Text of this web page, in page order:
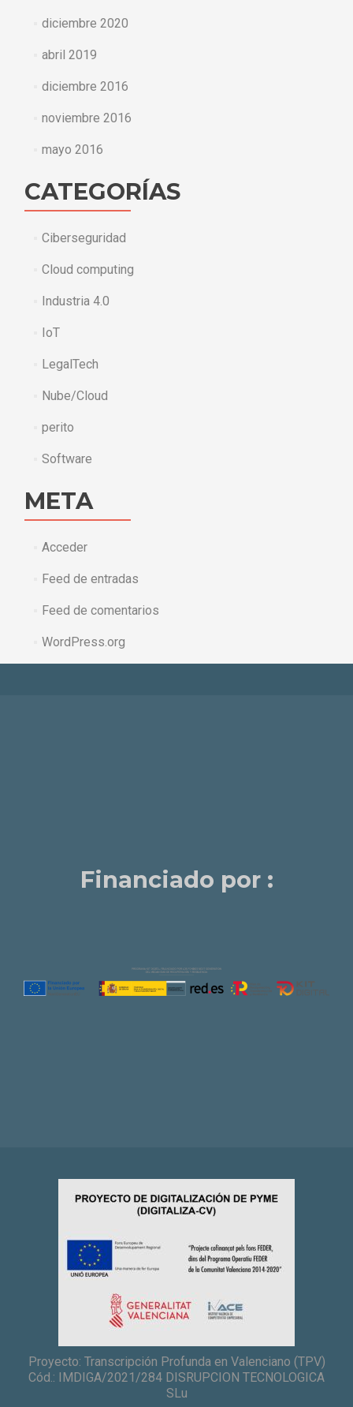
diciembre 2020
abril 2019
diciembre 2016
noviembre 2016
mayo 2016
CATEGORÍAS
Ciberseguridad
Cloud computing
Industria 4.0
IoT
LegalTech
Nube/Cloud
perito
Software
META
Acceder
Feed de entradas
Feed de comentarios
WordPress.org
Financiado por :
Proyecto: Transcripción Profunda en Valenciano (TPV)
Cód.: IMDIGA/2021/284 DISRUPCION TECNOLOGICA
SLu